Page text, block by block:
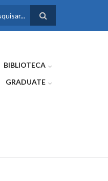
BIBLIOTECA
GRADUATE